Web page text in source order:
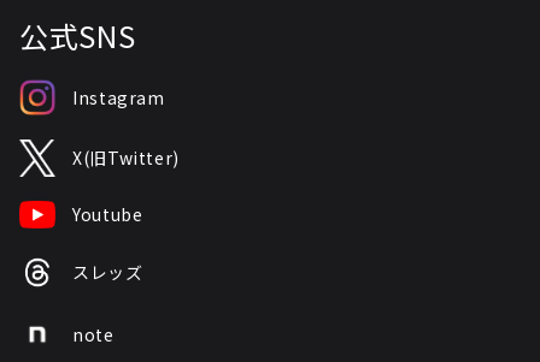
公式SNS
Instagram
X(旧Twitter)
Youtube
スレッズ
note